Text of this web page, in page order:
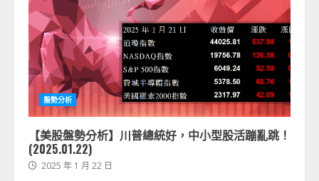
盤勢分析
【美股盤勢分析】川普總統好，中小型股活蹦亂跳！
(2025.01.22)
2025 年 1 月 22 日